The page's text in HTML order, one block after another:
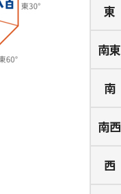
東
南東
南
南西
西